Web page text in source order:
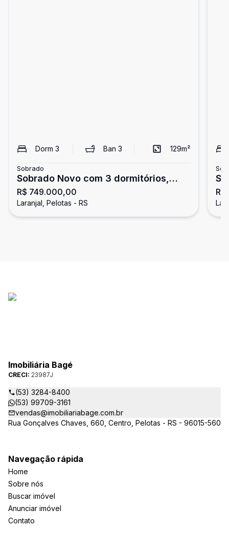
Dorm 3 Ban3 129m²
Sobrado
Sobrado Novo com 3 dormitórios,
sendo 1 suíte no Recanto de Portugal.
R$ 749.000,00
Laranjal, Pelotas - RS
Imobiliária Bagé
CRECI: 23987J
(53) 3284-8400
(53) 99709-3161
vendas@imobiliariabage.com.br
Rua Gonçalves Chaves, 660, Centro, Pelotas - RS - 96015-560
Navegação rápida
Home
Sobre nós
Buscar imóvel
Anunciar imóvel
Contato